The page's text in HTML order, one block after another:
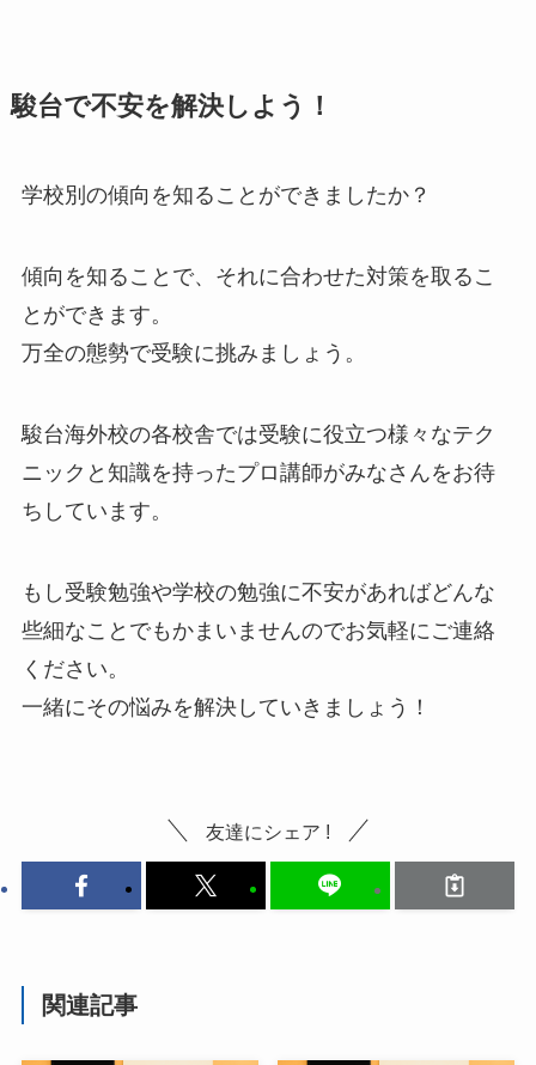
駿台で不安を解決しよう！
学校別の傾向を知ることができましたか？
傾向を知ることで、それに合わせた対策を取るこ
とができます。
万全の態勢で受験に挑みましょう。
駿台海外校の各校舎では受験に役立つ様々なテク
ニックと知識を持ったプロ講師がみなさんをお待
ちしています。
もし受験勉強や学校の勉強に不安があればどんな
些細なことでもかまいませんのでお気軽にご連絡
ください。
一緒にその悩みを解決していきましょう！
友達にシェア !
関連記事